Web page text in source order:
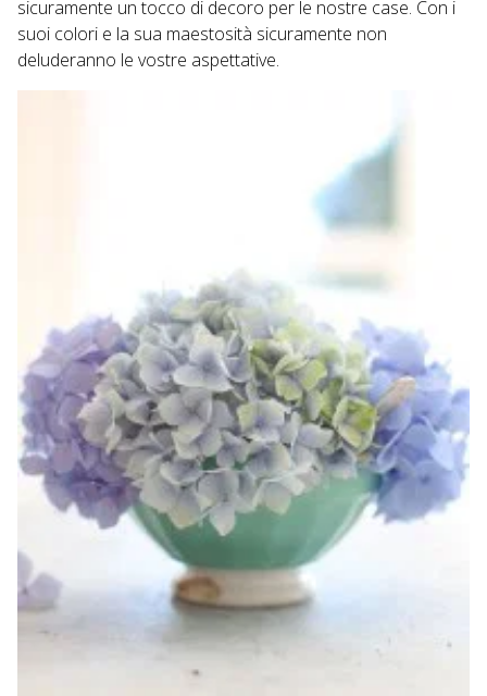
sicuramente un tocco di decoro per le nostre case. Con i
suoi colori e la sua maestosità sicuramente non
deluderanno le vostre aspettative.